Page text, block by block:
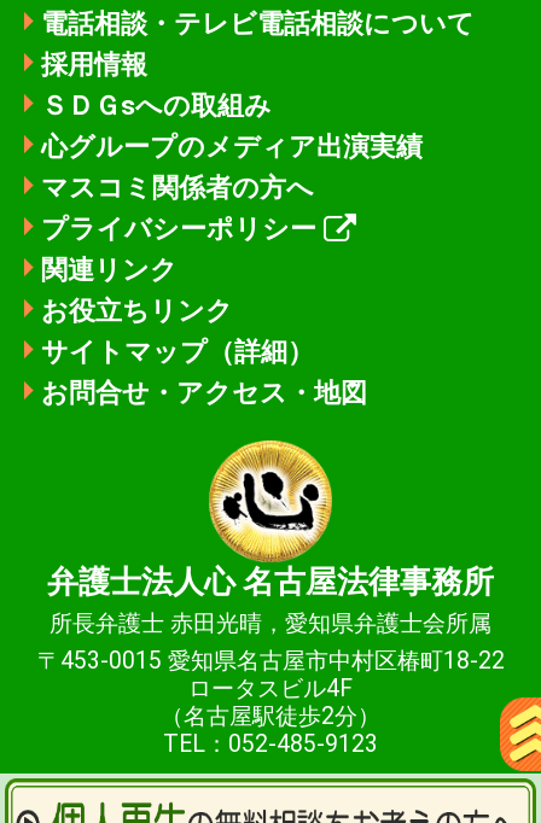
電話相談・テレビ電話相談について
採用情報
ＳＤＧsへの取組み
心グループのメディア出演実績
マスコミ関係者の方へ
プライバシーポリシー
関連リンク
お役立ちリンク
サイトマップ（詳細）
お問合せ・アクセス・地図
弁護士法人心名古屋法律事務所
所長弁護士 赤田光晴，愛知県弁護士会所属
〒453-0015 愛知県名古屋市中村区椿町18-22
ロータスビル4F
（名古屋駅徒歩2分）
TEL：052-485-9123